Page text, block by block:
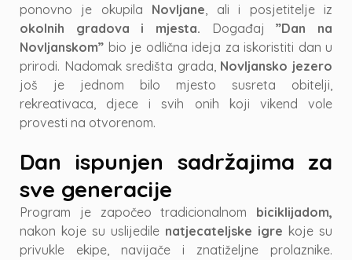
ponovno je okupila Novljane, ali i posjetitelje iz
okolnih gradova i mjesta. Događaj”Dan na
Novljanskom” bio je odlična ideja za iskoristiti dan u
prirodi. Nadomak središta grada, Novljansko jezero
još je jednom bilo mjesto susreta obitelji,
rekreativaca, djece i svih onih koji vikend vole
provesti na otvorenom.
Dan ispunjen sadržajima za
sve generacije
Program je započeo tradicionalnom biciklijadom,
nakon koje su uslijedile natjecateljske igre koje su
privukle ekipe, navijače i znatiželjne prolaznike.